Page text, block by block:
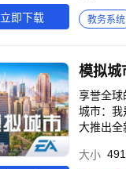
立即下载 教务系统
模拟城
享誉全球的经
城市：我
大推出全
楼阁、巧夺天
大小